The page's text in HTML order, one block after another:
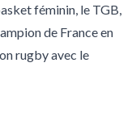
féminin, le TGB,
de France en
rugby avec le